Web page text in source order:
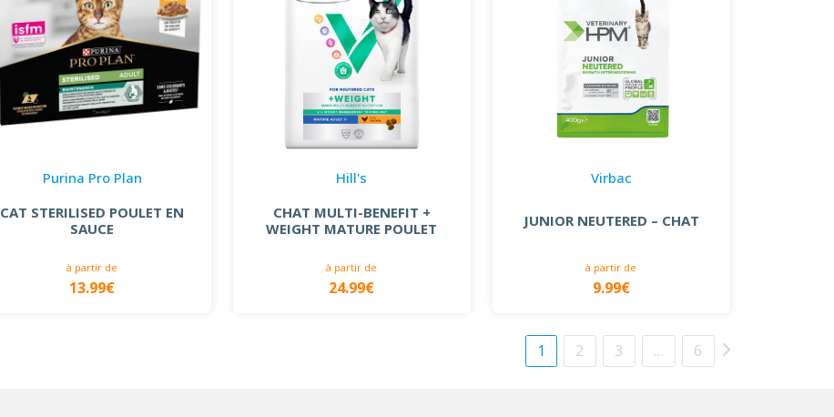
Purina Pro Plan
CAT STERILISED POULET EN
SAUCE
à partir de
13.99€
Hill's
CHAT MULTI-BENEFIT +
WEIGHT MATURE POULET
à partir de
24.99€
Virbac
JUNIOR NEUTERED – CHAT
à partir de
9.99€
1 2 3 … 6